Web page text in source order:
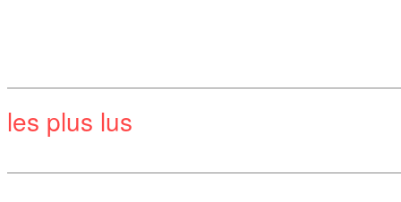
les plus lus